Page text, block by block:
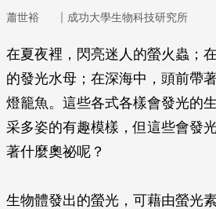
蕭世裕 ｜ 成功大學生物科技研究所
在夏夜裡，閃亮迷人的螢火蟲；
的發光水母；在深海中，頭前帶
燈籠魚。這些各式各樣會發光的
采多姿的有趣模樣，但這些會發
著什麼奧祕呢？
生物體發出的螢光，可藉由螢光